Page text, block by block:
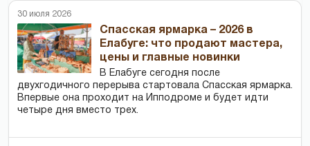
30 июля 2026
Спасская ярмарка – 2026 в
Елабуге: что продают мастера,
цены и главные новинки
В Елабуге сегодня после
двухгодичного перерыва стартовала Спасская ярмарка.
Впервые она проходит на Ипподроме и будет идти
четыре дня вместо трех.